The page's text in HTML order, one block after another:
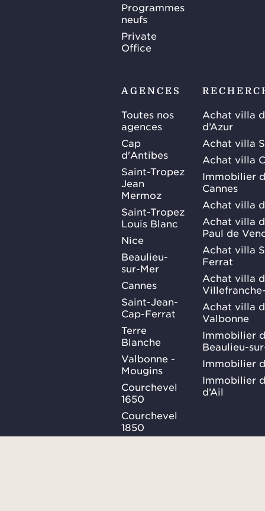
Programmes
neufs
Private
Office
AGENCES
Toutes nos
agences
Cap
d'Antibes
Saint-Tropez
Jean
Mermoz
Saint-Tropez
Louis Blanc
Nice
Beaulieu-
sur-Mer
Cannes
Saint-Jean-
Cap-Ferrat
Terre
Blanche
Valbonne -
Mougins
Courchevel
1650
Courchevel
1850
Achat villa
d’Azur
Achat villa
Achat villa
Immobilier
Cannes
Achat villa
Achat villa
Paul de
Achat villa
Ferrat
Achat villa
Achat villa
Valbonne
Immobilier
Beaulieu-
Immobilier
Immobilier
d’Ail